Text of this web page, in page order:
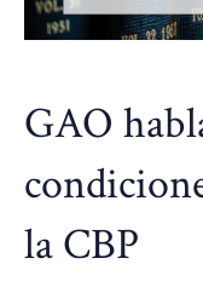
GAO
la CBP